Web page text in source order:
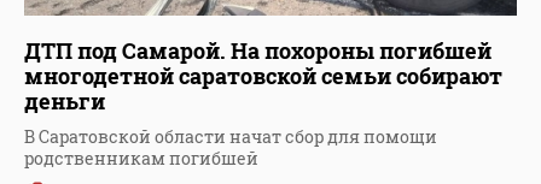
ДТП под Самарой. На похороны погибшей
многодетной саратовской семьи собирают
деньги
В Саратовской области начат сбор для помощи
родственникам погибшей